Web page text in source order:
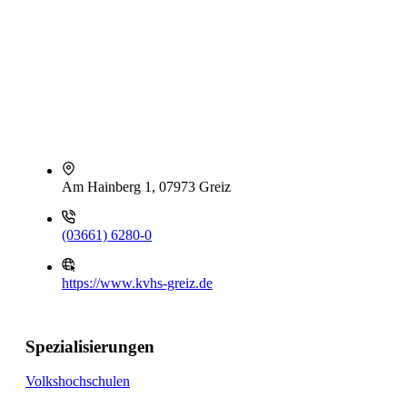
Am Hainberg 1, 07973 Greiz
(03661) 6280-0
https://www.kvhs-greiz.de
Spezialisierungen
Volkshochschulen